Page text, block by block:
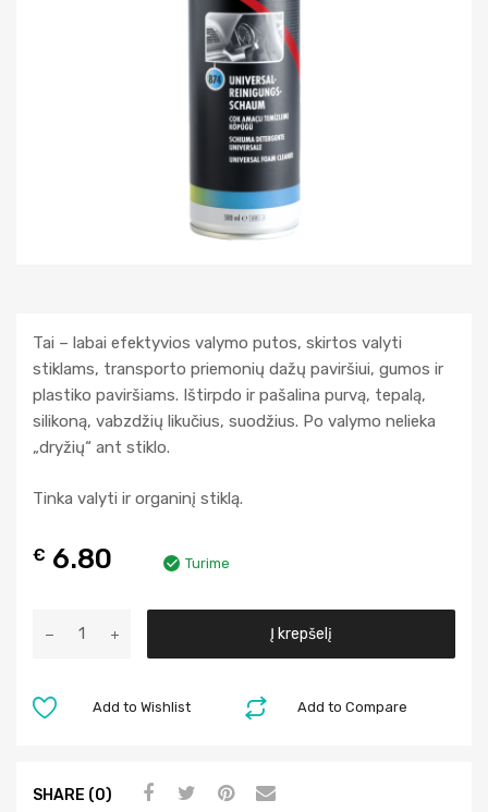
Tai – labai efektyvios valymo putos, skirtos valyti
stiklams, transporto priemonių dažų paviršiui, gumos ir
plastiko paviršiams. Ištirpdo ir pašalina purvą, tepalą,
silikoną, vabzdžių likučius, suodžius. Po valymo nelieka
„dryžių“ ant stiklo.
Tinka valyti ir organinį stiklą.
€ 6.80 Turime
Į krepšelį
Add to Compare
Add to Wishlist
SHARE (0)